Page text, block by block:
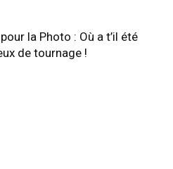
la Photo : Où a t’il été
de tournage !